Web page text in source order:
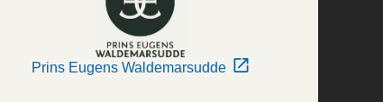
Prins Eugens Waldemarsudde